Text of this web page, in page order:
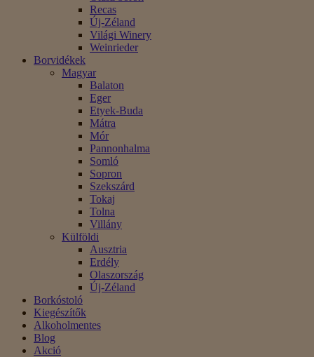
Recas
Új-Zéland
Világi Winery
Weinrieder
Borvidékek
Magyar
Balaton
Eger
Etyek-Buda
Mátra
Mór
Pannonhalma
Somló
Sopron
Szekszárd
Tokaj
Tolna
Villány
Külföldi
Ausztria
Erdély
Olaszország
Új-Zéland
Borkóstoló
Kiegészítők
Alkoholmentes
Blog
Akció